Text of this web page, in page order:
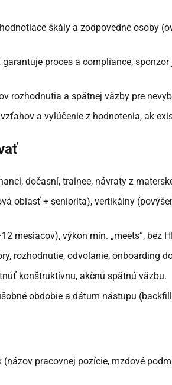
škály a zodpovedné osoby
proces a compliance,
rozhodnutia a spätnej väzby pre
a vylúčenie z hodnotenia, ak
dočasní, trainee, návraty z
oblasť + seniorita), vertikálny
mesiacov), výkon min. „meets“, bez
rozhodnutie, odvolanie, onboarding
konštruktívnu, akčnú spätnú väzbu.
obdobie a dátum nástupu
pracovnej pozície, mzdové